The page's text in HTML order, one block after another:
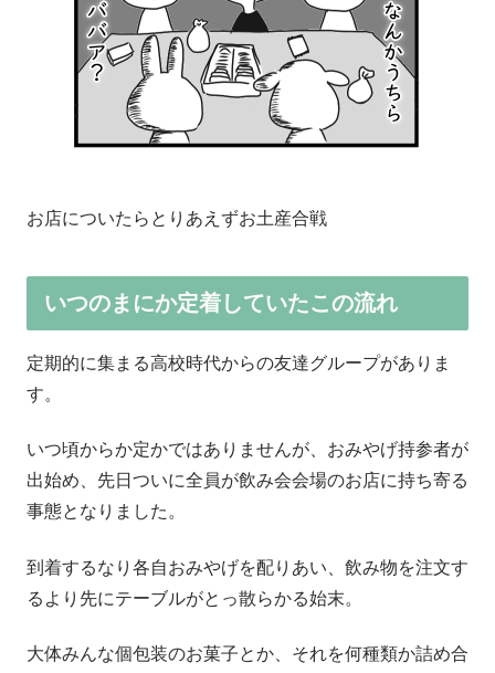
お店についたらとりあえずお土産合戦
いつのまにか定着していたこの流れ
定期的に集まる高校時代からの友達グループがありま
す。
いつ頃からか定かではありませんが、おみやげ持参者が
出始め、先日ついに全員が飲み会会場のお店に持ち寄る
事態となりました。
到着するなり各自おみやげを配りあい、飲み物を注文す
るより先にテーブルがとっ散らかる始末。
大体みんな個包装のお菓子とか、それを何種類か詰め合